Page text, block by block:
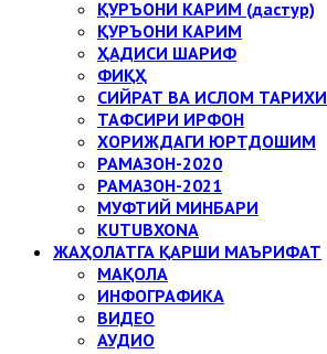
ҚУРЪОНИ КАРИМ (дастур)
ҚУРЪОНИ КАРИМ
ҲАДИСИ ШАРИФ
ФИҚҲ
СИЙРАТ ВА ИСЛОМ ТАРИХИ
ТАФСИРИ ИРФОН
ХОРИЖДАГИ ЮРТДОШИМ
РАМАЗОН-2020
РАМАЗОН-2021
МУФТИЙ МИНБАРИ
KUTUBXONA
ЖАҲОЛАТГА ҚАРШИ МАЪРИФАТ
МАҚОЛА
ИНФОГРАФИКА
ВИДЕО
АУДИО